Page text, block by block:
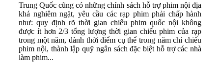
Trung Quốc cũng có những chính sách hỗ trợ phim nội địa
khá nghiêm ngặt, yêu cầu các rạp phim phải chấp hành
như: quy định rõ thời gian chiếu phim quốc nội không
được ít hơn 2/3 tổng lượng thời gian chiếu phim của rạp
trong một năm, dành thời điểm cụ thể trong năm chỉ chiếu
phim nội, thành lập quỹ ngân sách đặc biệt hỗ trợ các nhà
làm phim...